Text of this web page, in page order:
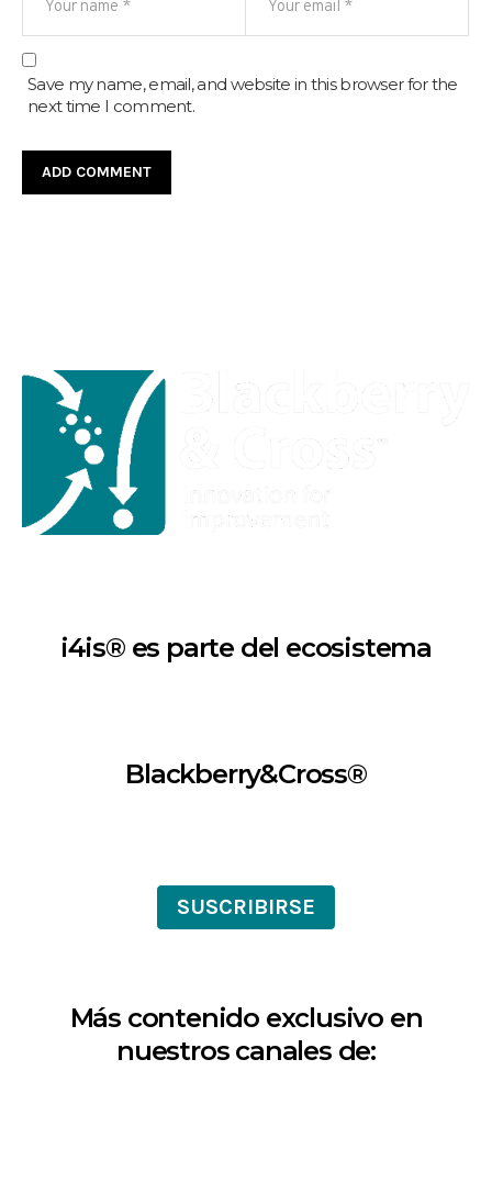
Save my name, email, and website in this browser for the
next time I comment.
i4is® es parte del ecosistema
Blackberry&Cross®
SUSCRIBIRSE
Más contenido exclusivo en
nuestros canales de: